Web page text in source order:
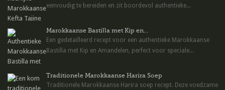
eenvoudig te bereiden en zit boordevol authentieke...
Marokkaanse Bastilla met Kip en...
Een gedetailleerd recept voor een authentieke Marokkaanse
Bastilla met Kip en Amandelen, perfect voor speciale...
Traditionele Marokkaanse Harira Soep
Traditionele Marokkaanse Harira soep recept. Deze voedzame